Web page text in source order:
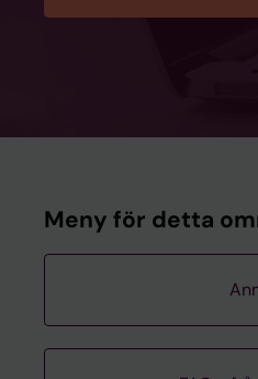
Meny för detta